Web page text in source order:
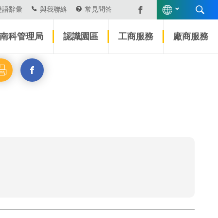
語辭彙 與我聯絡 常見問答
南科管理局 認識園區 工商服務 廠商服務
另
_